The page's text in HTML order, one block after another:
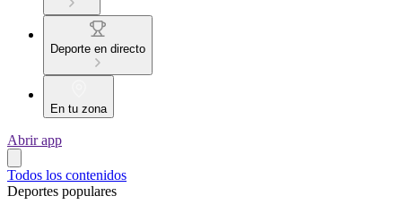
Deporte en directo
En tu zona
Abrir app
Todos los contenidos
Deportes populares